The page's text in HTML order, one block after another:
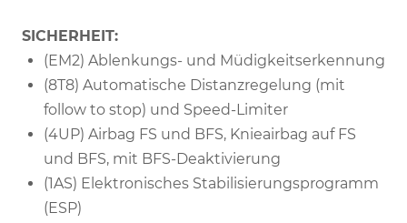
SICHERHEIT:
(EM2) Ablenkungs- und Müdigkeitserkennung
(8T8) Automatische Distanzregelung (mit
follow to stop) und Speed-Limiter
(4UP) Airbag FS und BFS, Knieairbag auf FS
und BFS, mit BFS-Deaktivierung
(1AS) Elektronisches Stabilisierungsprogramm
(ESP)